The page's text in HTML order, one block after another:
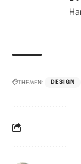
THEMEN: DESIGN